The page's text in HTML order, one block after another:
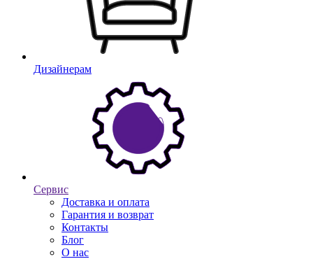
Дизайнерам
Сервис
Доставка и оплата
Гарантия и возврат
Контакты
Блог
О нас